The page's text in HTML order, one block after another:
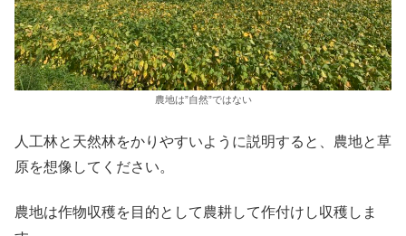
農地は”自然”ではない
人工林と天然林をかりやすいように説明すると、農地と草
原を想像してください。
農地は作物収穫を目的として農耕して作付けし収穫しま